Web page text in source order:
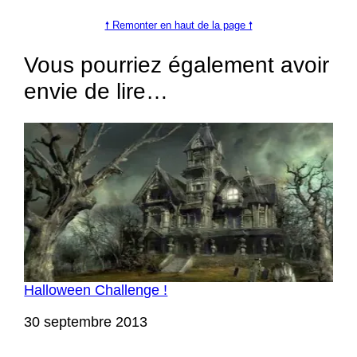
🠕 Remonter en haut de la page 🠕
Vous pourriez également avoir
envie de lire…
Halloween Challenge !
Date
30 septembre 2013